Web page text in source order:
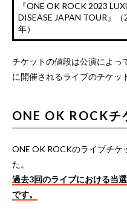
『ONE OK ROCK 2023
DISEASE JAPAN TOUR』（
年）
チケットの値段は公演によっ
に開催されるライブのチケッ
ONE OK ROCKチ
ONE OK ROCKのライブチケ
た。
過去3回のライブにおける当
です。